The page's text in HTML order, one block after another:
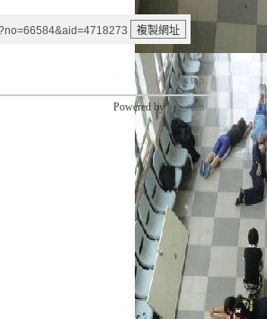
▲top
Powered byudn.com